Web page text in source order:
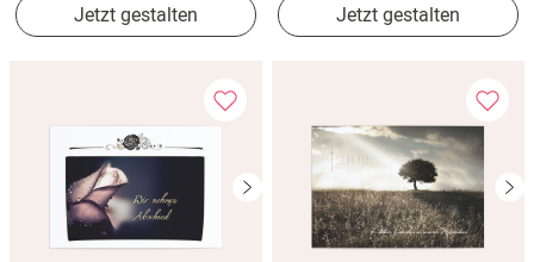
Jetzt gestalten Jetzt gestalten